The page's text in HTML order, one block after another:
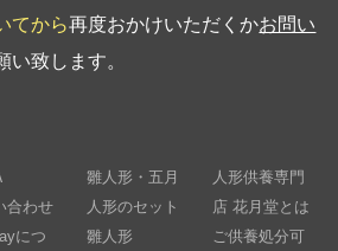
てから再度おかけいただくかお問い
い致します。
合わせ
につ
雛人形・五月
人形のセット
雛人形
人形供養専門
店 花月堂とは
ご供養処分可